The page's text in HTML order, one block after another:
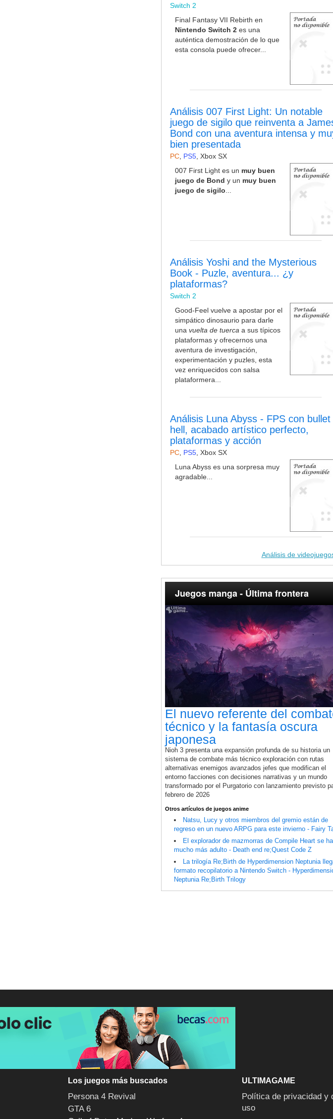
Switch 2
Final Fantasy VII Rebirth en
Nintendo Switch 2 es una
auténtica demostración de lo que
esta consola puede ofrecer...
Análisis 007 First Light: Un notable
juego de sigilo que reinventa a
Bond con una aventura intensa y
bien presentada
PC PS5 ,Xbox SX
007 First Light es un muy buen
juego de Bond y un muy buen
juego de sigilo
Análisis Yoshi and the Mysterious
Book - Puzle, aventura... ¿y
plataformas?
Switch 2
Good-Feel vuelve a apostar por el
simpático dinosaurio para darle
unavuelta de tuerca a sus típicos
plataformas y ofrecernos una
aventura de investigación,
experimentación y puzles, esta
vez enriquecidos con salsa
plataformera...
Análisis Luna Abyss - FPS con bullet
hell, acabado artístico perfecto,
plataformas y acción
PC PS5 ,Xbox SX
Luna Abyss es una sorpresa muy
agradable...
Análisis de
Juegos manga - Última frontera
El nuevo referente del
técnico y la fantasía oscura
japonesa
Nioh 3 presenta una expansión profunda de su historia un
sistema de combate más técnico exploración con rutas
alternativas enemigos avanzados jefes que modifican el
entorno facciones con decisiones narrativas y un mundo
transformado por el Purgatorio con lanzamiento previsto
febrero de 2026
Otros artículos de juegos anime
Natsu, Lucy y otros miembros del gremio están de
regreso en un nuevo ARPG para este invierno - Fairy
El explorador de mazmorras de Compile Heart se
mucho más adulto - Death end re;Quest Code Z
La trilogía Re;Birth de Hyperdimension Neptunia
formato recopilatorio a Nintendo Switch -
Neptunia Re;Birth Trilogy
Los juegos más buscados
Persona 4 Revival
GTA 6
ULTIMAGAME
Política de privacidad y
uso